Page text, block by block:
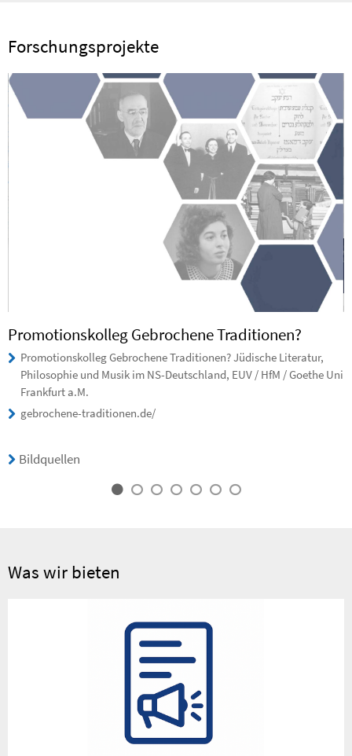
Forschungsprojekte
Promotionskolleg Gebrochene Traditionen?
Promotionskolleg Gebrochene Traditionen? Jüdische Literatur,
Philosophie und Musik im NS-Deutschland, EUV / HfM / Goethe Uni
Frankfurt a.M.
gebrochene-traditionen.de/
Bildquellen
Was wir bieten